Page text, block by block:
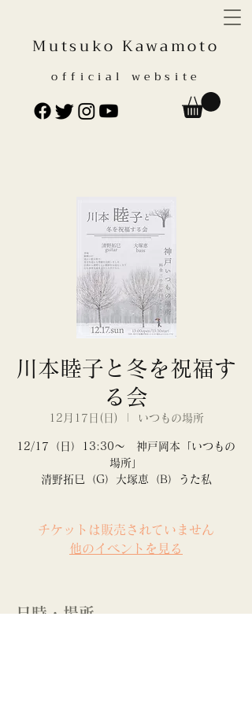
Mutsuko Kawamoto
official website
川本睦子と冬を祝福す
る会
12月17日(日) いつもの場所
12/17（日）13:30〜 神戸岡本「いつもの
場所」
清野拓巳（G）大塚恵（B）うた私
チケットは販売されていません
他のイベントを見る
日時・場所